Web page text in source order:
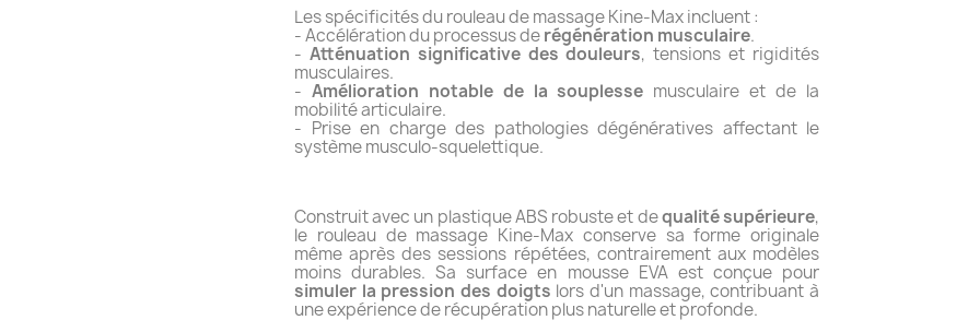
Les spécificités du rouleau de massage Kine-Max incluent :
- Accélération du processus derégénération musculaire.
- Atténuation significative des douleurs, tensions et rigidités
musculaires.
- Amélioration notable de la souplesse musculaire et de la
mobilité articulaire.
- Prise en charge des pathologies dégénératives affectant le
système musculo-squelettique.
Construit avec un plastique ABS robuste et dequalité supérieure,
le rouleau de massage Kine-Max conserve sa forme originale
même après des sessions répétées, contrairement aux modèles
moins durables. Sa surface en mousse EVA est conçue pour
simuler la pression des doigts lors d'un massage, contribuant à
une expérience de récupération plus naturelle et profonde.